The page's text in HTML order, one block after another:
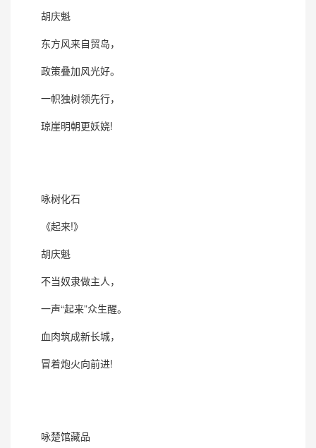
胡庆魁
东方风来自贸岛，
政策叠加风光好。
一帜独树领先行，
琼崖明朝更妖娆!
咏树化石
《起来!》
胡庆魁
不当奴隶做主人，
一声“起来”众生醒。
血肉筑成新长城，
冒着炮火向前进!
咏楚馆藏品